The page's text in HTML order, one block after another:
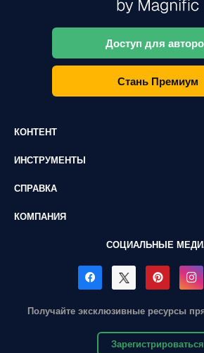
Доступ для
Стань Премиум
КОНТЕНТ
ИНСТРУМЕНТЫ
СПРАВКА
КОМПАНИЯ
СОЦИАЛЬНЫЕ
Получайте эксклюзивные ресурсы
Зарегистрироваться